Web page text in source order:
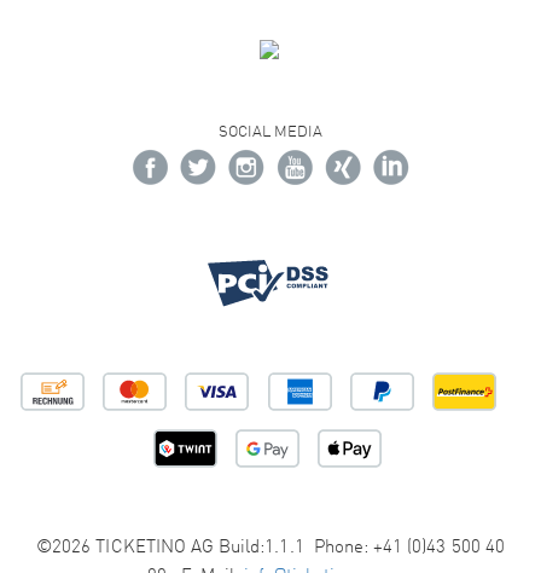
SOCIAL MEDIA
©2026 TICKETINO AG Build:1.1.1 Phone: +41 (0)43 500 40